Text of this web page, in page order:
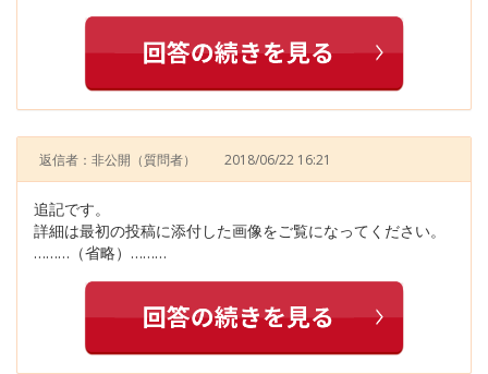
返信者：非公開 （質問者） 2018/06/22 16:21
追記です。
詳細は最初の投稿に添付した画像をご覧になってください。
………（省略）………